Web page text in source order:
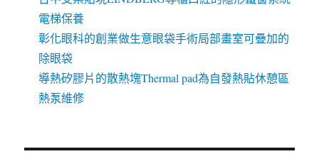
電梯保養
彰化眼科的創業做生意眼袋手術局部畫室可疊加的
除眼袋
導熱矽膠片的散熱塊Thermal pad為自發熱貼休憩區
熱泵維修